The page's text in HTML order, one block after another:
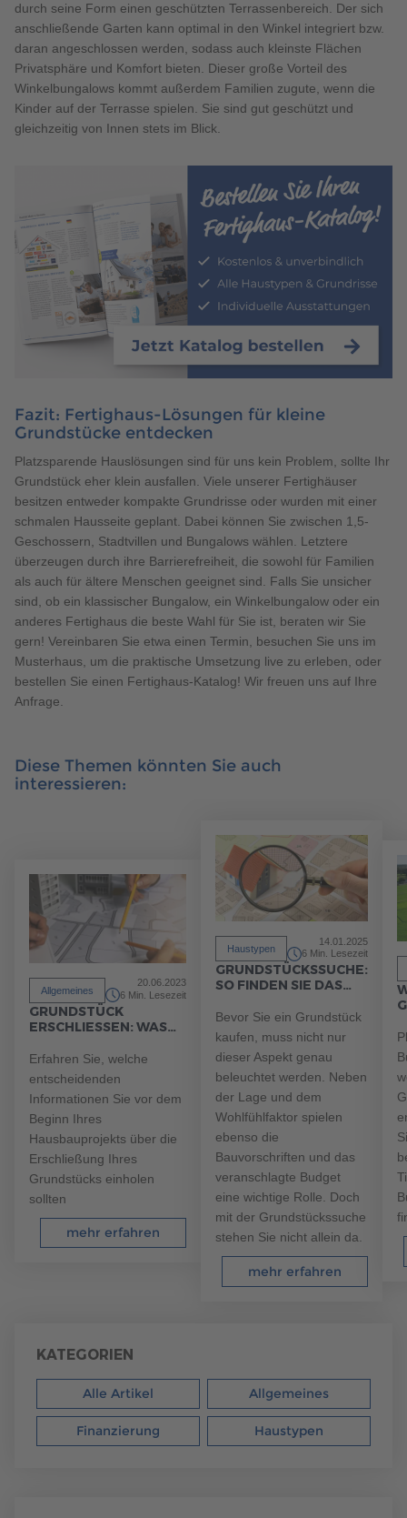
durch seine Form einen geschützten Terrassenbereich. Der sich
anschließende Garten kann optimal in den Winkel integriert bzw.
daran angeschlossen werden, sodass auch kleinste Flächen
Privatsphäre und Komfort bieten. Dieser große Vorteil des
Winkelbungalows kommt außerdem Familien zugute, wenn die
Kinder auf der Terrasse spielen. Sie sind gut geschützt und
gleichzeitig von Innen stets im Blick.
Fazit: Fertighaus-Lösungen für kleine
Grundstücke entdecken
Platzsparende Hauslösungen sind für uns kein Problem, sollte Ihr
Grundstück eher klein ausfallen. Viele unserer Fertighäuser
besitzen entweder kompakte Grundrisse oder wurden mit einer
schmalen Hausseite geplant. Dabei können Sie zwischen 1,5-
Geschossern, Stadtvillen und Bungalows wählen. Letztere
überzeugen durch ihre Barrierefreiheit, die sowohl für Familien
als auch für ältere Menschen geeignet sind. Falls Sie unsicher
sind, ob ein klassischer Bungalow, ein Winkelbungalow oder ein
anderes Fertighaus die beste Wahl für Sie ist, beraten wir Sie
gern! Vereinbaren Sie etwa einen Termin, besuchen Sie uns im
Musterhaus, um die praktische Umsetzung live zu erleben, oder
bestellen Sie einen Fertighaus-Katalog! Wir freuen uns auf Ihre
Anfrage.
Diese Themen könnten Sie auch
interessieren:
Allgemeines 6 Min. Lesezeit
20.06.2023
GRUNDSTÜCK
ERSCHLIESSEN: WAS S
ISSEN SOLLTEN
Erfahren Sie, welche
entscheidenden
Informationen Sie vor dem
Beginn Ihres
Hausbauprojekts über die
Erschließung Ihres
Grundstücks einholen
sollten
mehr erfahren
Haustypen 6 Min. Lesezeit
14.01.2025
GRUNDSTÜCKSSUCHE:
SO FINDEN SIE DAS
BAUGRUNDSTÜCK
Bevor Sie ein Grundstück
kaufen, muss nicht nur
dieser Aspekt genau
beleuchtet werden. Neben
der Lage und dem
Wohlfühlfaktor spielen
ebenso die
Bauvorschriften und das
veranschlagte Budget
eine wichtige Rolle. Doch
mit der Grundstückssuche
stehen Sie nicht allein da.
mehr erfahren
KATEGORIEN
Alle Artikel Allgemeines
Finanzierung Haustypen